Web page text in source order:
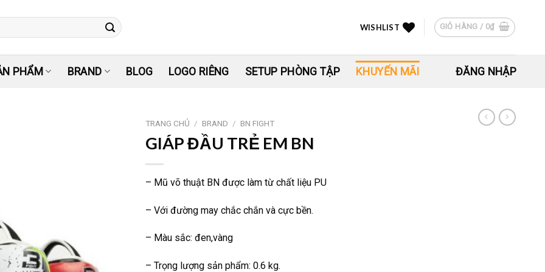
WISHLIST GIỎ HÀNG / 0₫
PHẨM BRAND BLOG LOGO RIÊNG SETUP PHÒNG TẬP KHUYẾN MÃI ĐĂNG NHẬP
TRANG CHỦ / BRAND / BN FIGHT
GIÁP ĐẦU TRẺ EM BN
– Mũ võ thuật BN được làm từ chất liệu PU
– Với đường may chắc chắn và cực bền.
– Màu sắc: đen,vàng
– Trọng lượng sản phẩm: 0.6 kg.